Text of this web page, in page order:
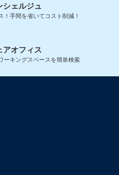
シェルジュ
！手間を省いてコスト削減！
アオフィス
ーキングスペースを簡単検索